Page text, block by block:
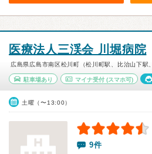
医療法人三渓会 川堀病院
広島県広島市南区松川町（松川町駅、比治山下駅
駐車場あり マイナ受付(スマホ可)
土曜（〜13:00）
9件